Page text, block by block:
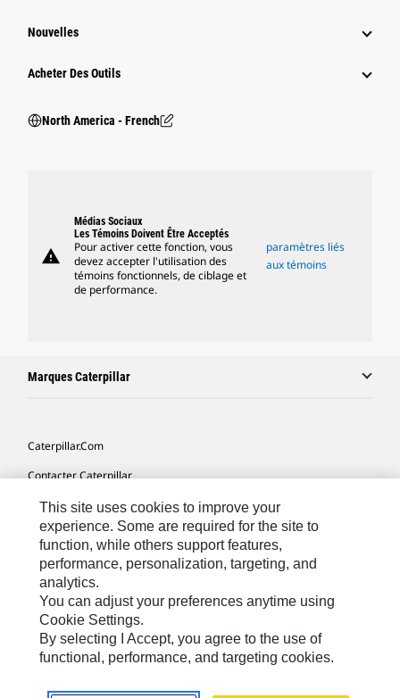
Nouvelles
Acheter Des Outils
North America - French
warning
Médias Sociaux
Les Témoins Doivent Être Acceptés
Pour activer cette fonction, vous
devez accepter l'utilisation des
témoins fonctionnels, de ciblage et
de performance.
paramètres liés
aux témoins
Marques Caterpillar
Caterpillar.com
Contacter Caterpillar
Mes Préférences Marketing
Plan Du Site
Cookie Settings
Légales
Confidentialité
This site uses cookies to improve your
experience. Some are required for the site to
function, while others support features,
performance, personalization, targeting, and
analytics.
You can adjust your preferences anytime using
Cookie Settings.
By selecting I Accept, you agree to the use of
functional, performance, and targeting cookies.